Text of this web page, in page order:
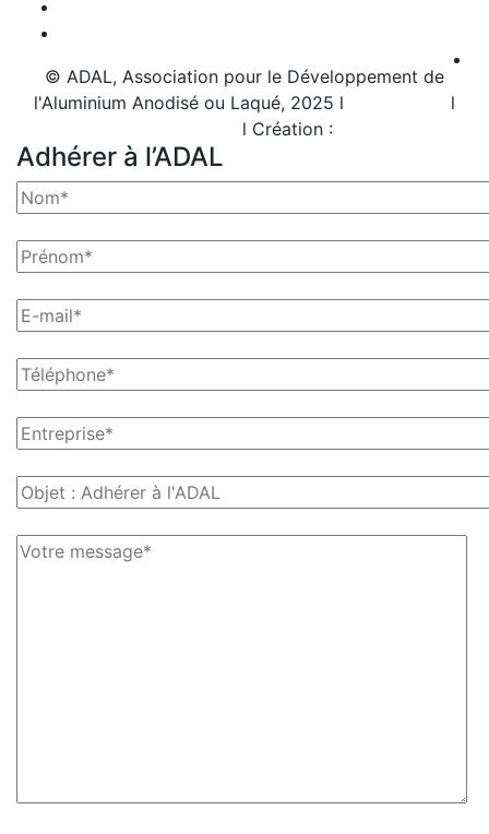
© ADAL, Association pour le Développement de
l'Aluminium Anodisé ou Laqué, 2025 l
l
l Création :
Adhérer à l’ADAL